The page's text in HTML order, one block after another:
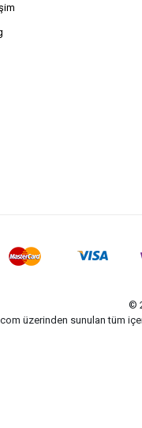
©
üzerinden sunulan tüm